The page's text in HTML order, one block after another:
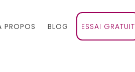
PROPOS BLOG ESSAI GRATUIT